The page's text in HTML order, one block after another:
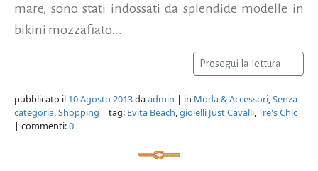
mare, sono stati indossati da splendide modelle in
bikini mozzafiato...
Prosegui la lettura
pubblicato il 10 Agosto 2013daadmin | in Moda & Accessori,Senza
categoria,Shopping | tag: Evita Beach,gioielli Just Cavalli,Tre's Chic
| commenti:0